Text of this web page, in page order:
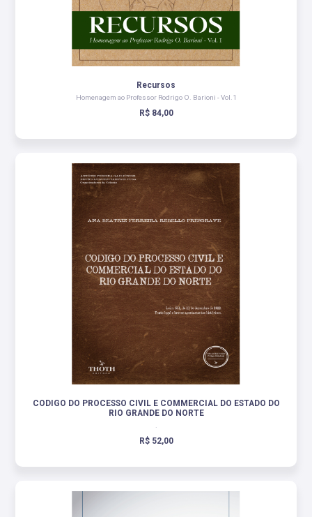
Recursos
Homenagem ao Professor Rodrigo O. Barioni - Vol.1
R$ 84,00
CODIGO DO PROCESSO CIVIL E COMMERCIAL DO ESTADO DO
RIO GRANDE DO NORTE
R$ 52,00